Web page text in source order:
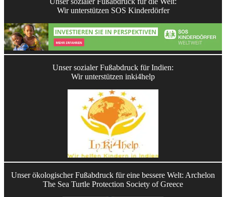
Wir unterstützen SOS Kinderdörfer
Unser sozialer Fußabdruck für Indien:
Wir unterstützen inki4help
Unser ökologischer Fußabdruck für eine bessere Welt: Archelon
The Sea Turtle Protection Society of Greece